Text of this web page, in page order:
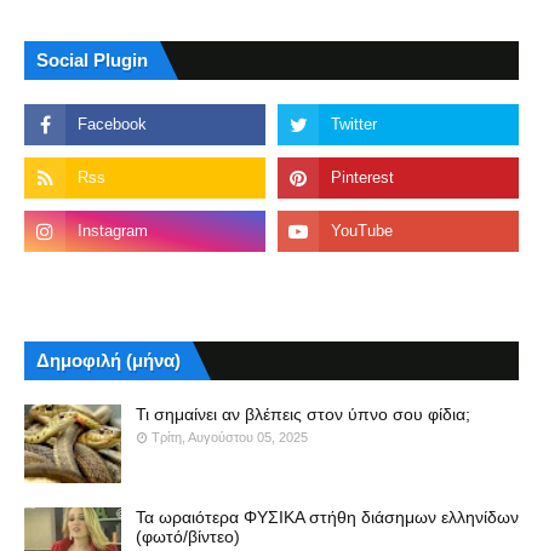
Social Plugin
Δημοφιλή (μήνα)
Τι σημαίνει αν βλέπεις στον ύπνο σου φίδια;
Τρίτη, Αυγούστου 05, 2025
Τα ωραιότερα ΦΥΣΙΚΑ στήθη διάσημων ελληνίδων
(φωτό/βίντεο)